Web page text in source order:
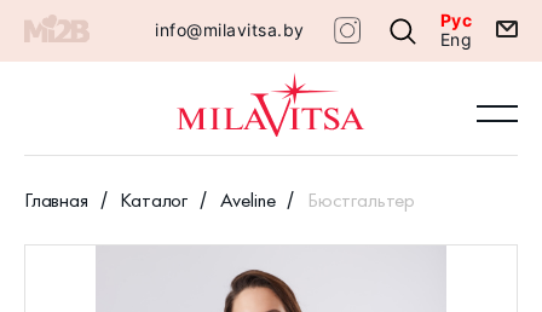
info@milavitsa.by
Рус
Eng
Главная Каталог Aveline Бюстгальтер